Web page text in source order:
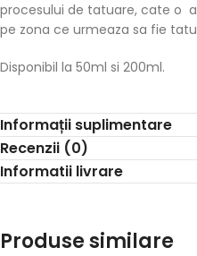
procesului de tatuare, cate o
pe zona ce urmeaza sa fie
Disponibil la 50ml si 200ml.
Informații suplimentare
Recenzii (0)
Informatii livrare
Produse similare